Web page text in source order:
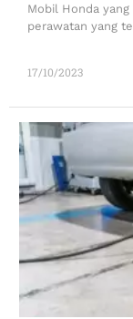
17/10/2023
Mobil Honda
perawatan yang